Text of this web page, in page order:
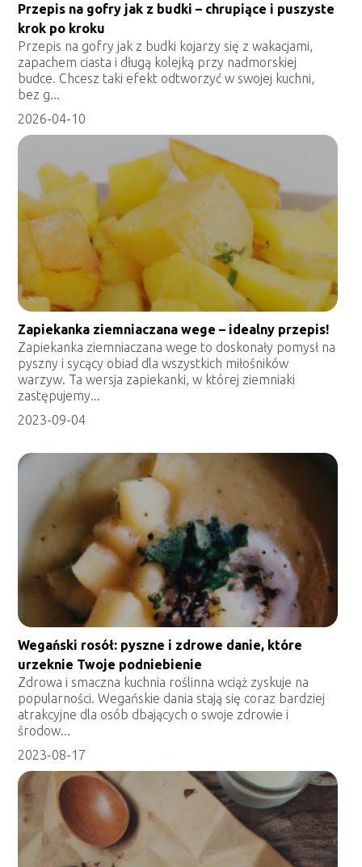
Przepis na gofry jak z budki – chrupiące i puszyste
krok po kroku
Przepis na gofry jak z budki kojarzy się z wakacjami,
zapachem ciasta i długą kolejką przy nadmorskiej
budce. Chcesz taki efekt odtworzyć w swojej kuchni,
bez g...
2026-04-10
Zapiekanka ziemniaczana wege – idealny przepis!
Zapiekanka ziemniaczana wege to doskonały pomysł na
pyszny i sycący obiad dla wszystkich miłośników
warzyw. Ta wersja zapiekanki, w której ziemniaki
zastępujemy...
2023-09-04
Wegański rosół: pyszne i zdrowe danie, które
urzeknie Twoje podniebienie
Zdrowa i smaczna kuchnia roślinna wciąż zyskuje na
popularności. Wegańskie dania stają się coraz bardziej
atrakcyjne dla osób dbających o swoje zdrowie i
środow...
2023-08-17